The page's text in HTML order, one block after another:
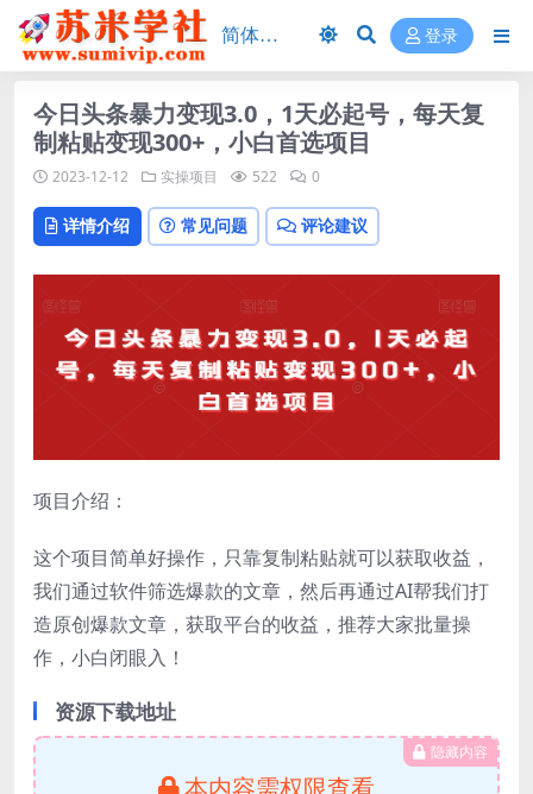
登录
今日头条暴力变现3.0，1天必起号，每天复
制粘贴变现300+，小白首选项目
2023-12-12 实操项目 522 0
详情介绍 常见问题 评论建议
项目介绍：
这个项目简单好操作，只靠复制粘贴就可以获取收益，
我们通过软件筛选爆款的文章，然后再通过AI帮我们打
造原创爆款文章，获取平台的收益，推荐大家批量操
作，小白闭眼入！
资源下载地址
隐藏内容